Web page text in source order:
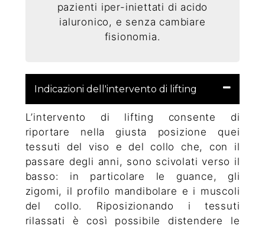
pazienti iper-iniettati di acido
ialuronico, e senza cambiare
fisionomia.
Indicazioni dell'intervento di lifting
L’intervento di lifting consente di
riportare nella giusta posizione quei
tessuti del viso e del collo che, con il
passare degli anni, sono scivolati verso il
basso: in particolare le guance, gli
zigomi, il profilo mandibolare e i muscoli
del collo. Riposizionando i tessuti
rilassati è così possibile distendere le